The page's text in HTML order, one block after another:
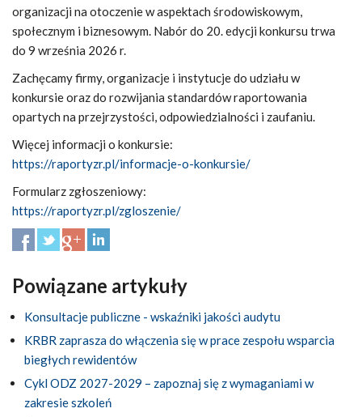
organizacji na otoczenie w aspektach środowiskowym,
społecznym i biznesowym. Nabór do 20. edycji konkursu trwa
do 9 września 2026 r.
Zachęcamy firmy, organizacje i instytucje do udziału w
konkursie oraz do rozwijania standardów raportowania
opartych na przejrzystości, odpowiedzialności i zaufaniu.
Więcej informacji o konkursie:
https://raportyzr.pl/informacje-o-konkursie/
Formularz zgłoszeniowy:
https://raportyzr.pl/zgloszenie/
Powiązane artykuły
Konsultacje publiczne - wskaźniki jakości audytu
KRBR zaprasza do włączenia się w prace zespołu wsparcia
biegłych rewidentów
Cykl ODZ 2027-2029 – zapoznaj się z wymaganiami w
zakresie szkoleń